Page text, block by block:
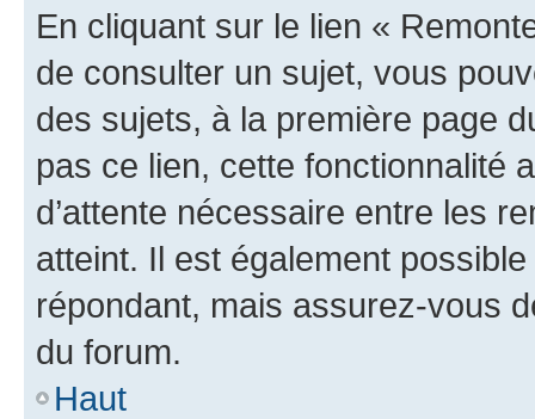
En cliquant sur le lien «
de consulter un sujet, vous
des sujets, à la première page
pas ce lien, cette fonctionnalité
d’attente nécessaire entre les
atteint. Il est également
répondant, mais assurez-vous
du forum.
Haut